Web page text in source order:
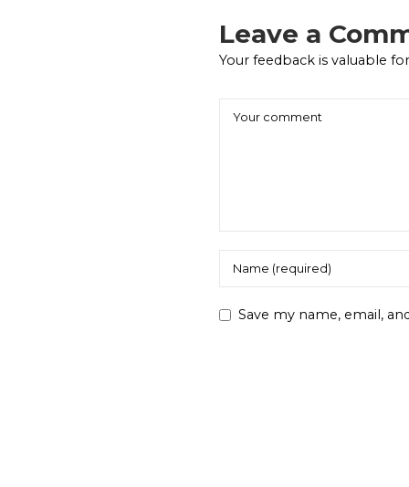
Leave a
Your feedback is valuable
Save my name, email,